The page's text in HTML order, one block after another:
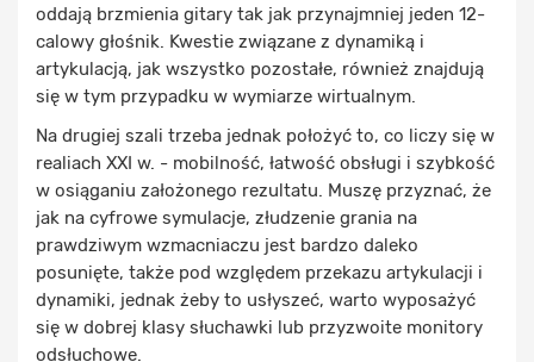
oddają brzmienia gitary tak jak przynajmniej jeden 12-
calowy głośnik. Kwestie związane z dynamiką i
artykulacją, jak wszystko pozostałe, również znajdują
się w tym przypadku w wymiarze wirtualnym.
Na drugiej szali trzeba jednak położyć to, co liczy się w
realiach XXI w. - mobilność, łatwość obsługi i szybkość
w osiąganiu założonego rezultatu. Muszę przyznać, że
jak na cyfrowe symulacje, złudzenie grania na
prawdziwym wzmacniaczu jest bardzo daleko
posunięte, także pod względem przekazu artykulacji i
dynamiki, jednak żeby to usłyszeć, warto wyposażyć
się w dobrej klasy słuchawki lub przyzwoite monitory
odsłuchowe.